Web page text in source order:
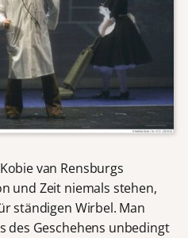
van Rensburgs
und Zeit niemals stehen,
ständigen Wirbel. Man
des Geschehens unbedingt